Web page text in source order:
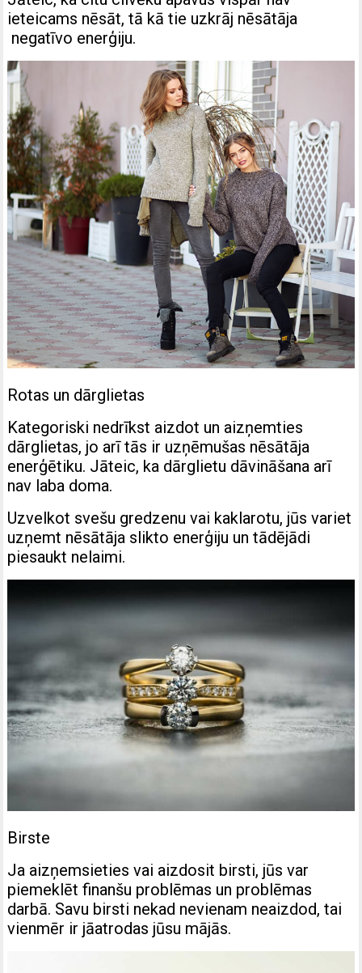
ieteicams nēsāt, tā kā tie uzkrāj nēsātāja
negatīvo enerģiju.
Rotas un dārglietas
Kategoriski nedrīkst aizdot un aizņemties
dārglietas, jo arī tās ir uzņēmušas nēsātāja
enerģētiku. Jāteic, ka dārglietu dāvināšana arī
nav laba doma.
Uzvelkot svešu gredzenu vai kaklarotu, jūs variet
uzņemt nēsātāja slikto enerģiju un tādējādi
piesaukt nelaimi.
Birste
Ja aizņemsieties vai aizdosit birsti, jūs var
piemeklēt finanšu problēmas un problēmas
darbā. Savu birsti nekad nevienam neaizdod, tai
vienmēr ir jāatrodas jūsu mājās.